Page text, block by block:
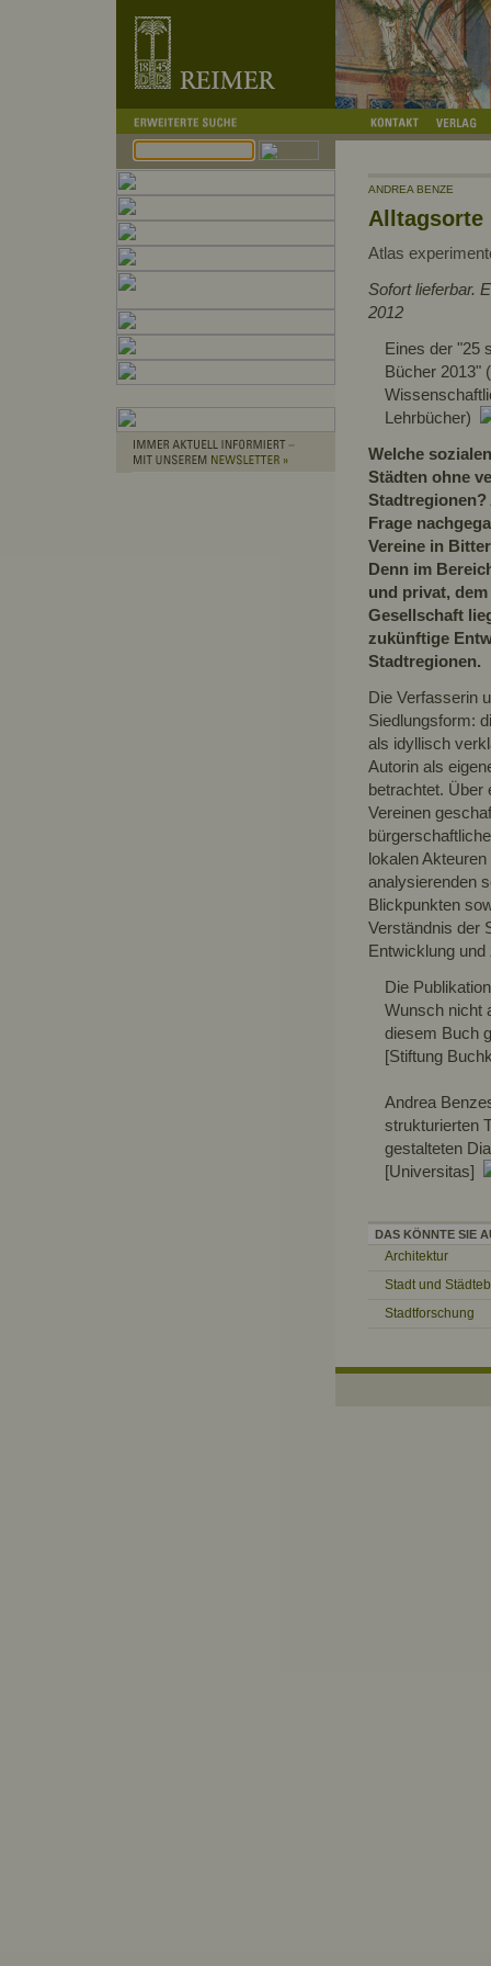
ANDREA BENZE
Alltagsorte
Atlas
Sofort lieferbar.
2012
Eines der "25
Bücher 2013"
Lehrbücher)
Welche
Städten ohne
Stadtregionen?
Frage
Vereine in
Denn im
und privat,
Gesellschaft
zukünftige
Stadtregionen.
Die Verfasserin
Siedlungsform:
als idyllisch
Autorin als
betrachtet. Über
Vereinen
lokalen
analysierenden
Blickpunkten
Verständnis der
Entwicklung
Die
Wunsch nicht
diesem Buch
[Stiftung
Andrea
strukturierten
gestalteten
[Universitas]
DAS KÖNNTE SIE
Architektur
Stadt und
Stadtforschung